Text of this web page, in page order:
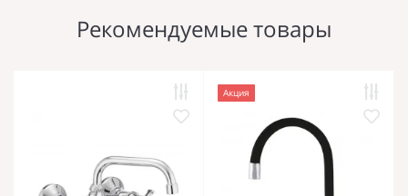
Рекомендуемые товары
Акция